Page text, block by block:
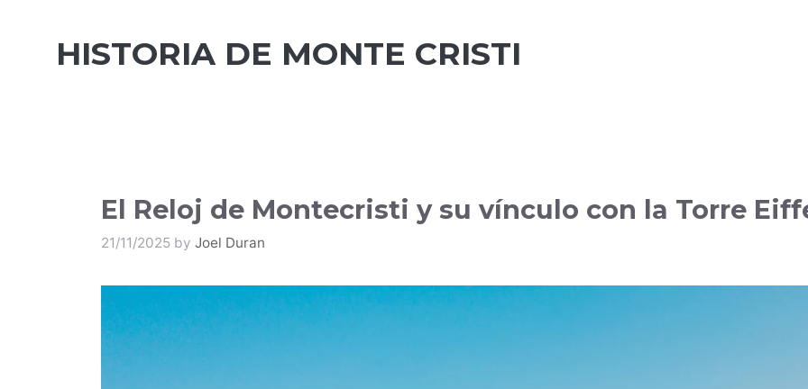
HISTORIA DE MONTE CRISTI
El Reloj de Montecristi y su vínculo con la Torre
21/11/2025 by Joel Duran